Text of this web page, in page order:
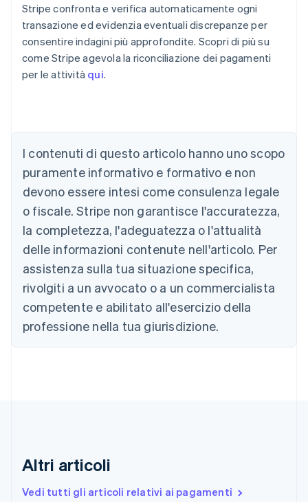
Stripe confronta e verifica automaticamente ogni
transazione ed evidenzia eventuali discrepanze per
consentire indagini più approfondite. Scopri di più su
come Stripe agevola la riconciliazione dei pagamenti
per le attività qui.
I contenuti di questo articolo hanno uno scopo
puramente informativo e formativo e non
devono essere intesi come consulenza legale
o fiscale. Stripe non garantisce l'accuratezza,
la completezza, l'adeguatezza o l'attualità
delle informazioni contenute nell'articolo. Per
assistenza sulla tua situazione specifica,
rivolgiti a un avvocato o a un commercialista
competente e abilitato all'esercizio della
professione nella tua giurisdizione.
Altri articoli
Vedi tutti gli articoli relativi ai pagamenti
Austria
Belgio
Nederlands FrançaisDeutschEnglish
Brasile
Português English
Bulgaria
English
Canada
EnglishFrançais
Cina continentale
简体中文
Cipro
English
Croazia
Danimarca
Francia
Germania